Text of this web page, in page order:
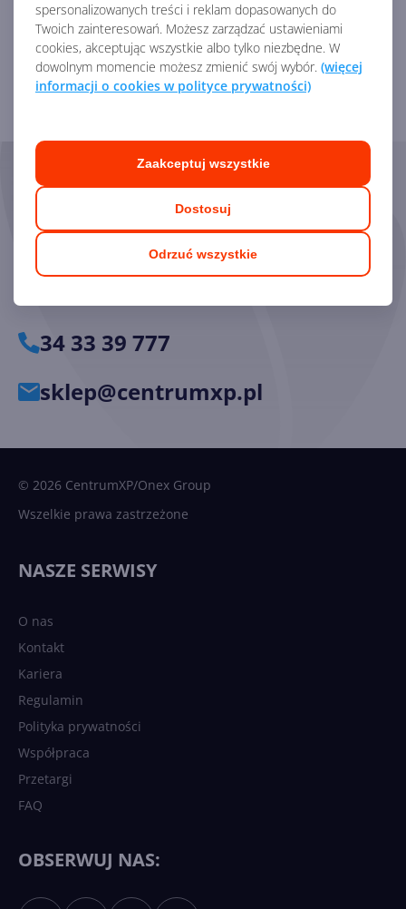
spersonalizowanych treści i reklam dopasowanych do
Twoich zainteresowań. Możesz zarządzać ustawieniami
cookies, akceptując wszystkie albo tylko niezbędne. W
dowolnym momencie możesz zmienić swój wybór. (więcej
informacji o cookies w polityce prywatności)
Odrzuć wszystkie
Dostosuj
Zaakceptuj wszystkie
Kod producenta:CFQ7TTC0HM0T
Zobacz porównanie z innymi pakietami
Skorzystaj z pomocy naszych
Ekspertów
Chętnie odpowiemy na pytania i pomożemy dobrać
odpowiednie licencje.
34 33 39 777
sklep@centrumxp.pl
© 2026 CentrumXP/Onex Group
Wszelkie prawa zastrzeżone
NASZE SERWISY
O nas
Kontakt
Kariera
Regulamin
Polityka prywatności
Współpraca
Przetargi
FAQ
OBSERWUJ NAS: